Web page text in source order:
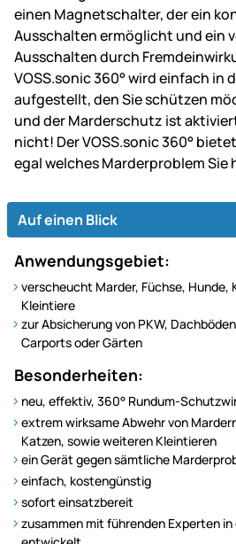
einen Magnetschalter, der ein
Ausschalten ermöglicht und ein
Ausschalten durch
VOSS.sonic 360° wird einfach in
aufgestellt, den Sie schützen
und der Marderschutz ist
nicht! Der VOSS.sonic 360°
egal welches Marderproblem Sie
Auf einen Blick
Anwendungsgebiet:
verscheucht Marder, Füchse, Hunde,
Kleintiere
zur Absicherung von PKW,
Carports oder Gärten
Besonderheiten:
neu, effektiv, 360° Rundum-
extrem wirksame Abwehr von
Katzen, sowie weiteren Kleintieren
ein Gerät gegen sämtliche
einfach, kostengünstig
sofort einsatzbereit
zusammen mit führenden Experten